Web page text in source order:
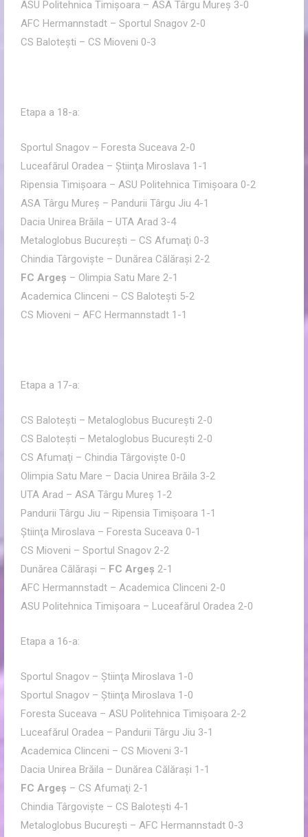
ASU Politehnica Timişoara – ASA Târgu Mureş 3-0
AFC Hermannstadt – Sportul Snagov 2-0
CS Baloteşti – CS Mioveni 0-3
Etapa a 18-a:
Sportul Snagov – Foresta Suceava 2-0
Luceafărul Oradea – Ştiinţa Miroslava 1-1
Ripensia Timişoara – ASU Politehnica Timişoara 0-2
ASA Târgu Mureş – Pandurii Târgu Jiu 4-1
Dacia Unirea Brăila – UTA Arad 3-4
Metaloglobus Bucureşti – CS Afumaţi 0-3
Chindia Târgovişte – Dunărea Călăraşi 2-2
FC Argeş – Olimpia Satu Mare 2-1
Academica Clinceni – CS Baloteşti 5-2
CS Mioveni – AFC Hermannstadt 1-1
Etapa a 17-a:
CS Baloteşti – Metaloglobus Bucureşti 2-0
CS Baloteşti – Metaloglobus Bucureşti 2-0
CS Afumaţi – Chindia Târgovişte 0-0
Olimpia Satu Mare – Dacia Unirea Brăila 3-2
UTA Arad – ASA Târgu Mureş 1-2
Pandurii Târgu Jiu – Ripensia Timişoara 1-1
Ştiinţa Miroslava – Foresta Suceava 0-1
CS Mioveni – Sportul Snagov 2-2
Dunărea Călăraşi – FC Argeş 2-1
AFC Hermannstadt – Academica Clinceni 2-0
ASU Politehnica Timişoara – Luceafărul Oradea 2-0
Etapa a 16-a:
Sportul Snagov – Ştiinţa Miroslava 1-0
Sportul Snagov – Ştiinţa Miroslava 1-0
Foresta Suceava – ASU Politehnica Timişoara 2-2
Luceafărul Oradea – Pandurii Târgu Jiu 3-1
Academica Clinceni – CS Mioveni 3-1
Dacia Unirea Brăila – Dunărea Călăraşi 1-1
FC Argeş – CS Afumaţi 2-1
Chindia Târgovişte – CS Baloteşti 4-1
Metaloglobus Bucureşti – AFC Hermannstadt 0-3